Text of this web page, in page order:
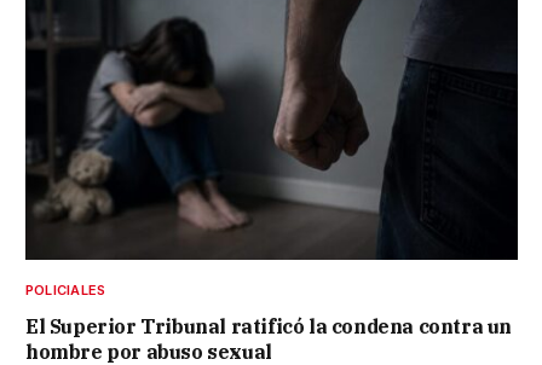
POLICIALES
El Superior Tribunal ratificó la condena contra un
hombre por abuso sexual